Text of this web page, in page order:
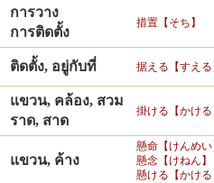
การวาง
การติดตั้ง
措置【そち】
ติดตั้ง, อยู่กับที่ 据える【すえ
แขวน, คล้อง, สวม
ราด, สาด
掛ける【かけ
แขวน, ค้าง
懸命【けんめ
懸念【けねん】
懸ける【かけ